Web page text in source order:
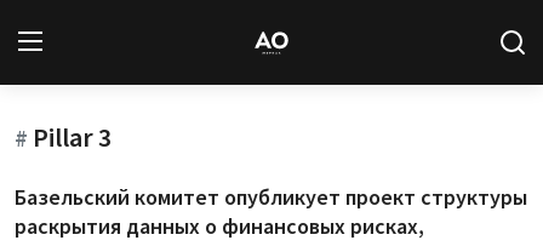
Вход
Новости
# Pillar 3
Базельский комитет опубликует проект структуры
раскрытия данных о финансовых рисках,